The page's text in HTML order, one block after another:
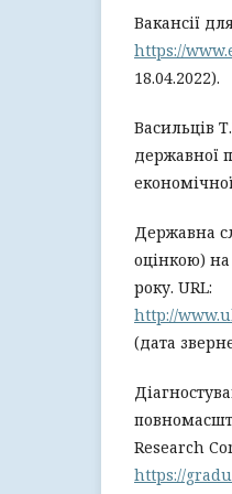
Вакансії
https://
18.04.2022).
Васильців
державної
Державна
оцінкою) на
року. URL:
http://
(дата
Research
https://